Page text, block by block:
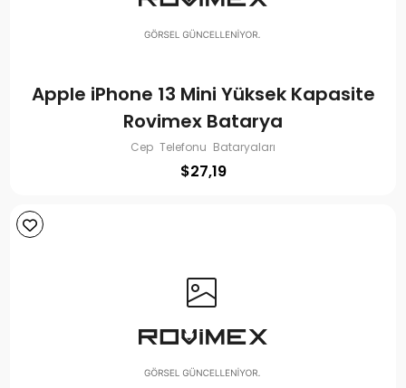
Apple iPhone 13 Mini Yüksek Kapasite
Rovimex Batarya
Cep Telefonu Bataryaları
$27,19